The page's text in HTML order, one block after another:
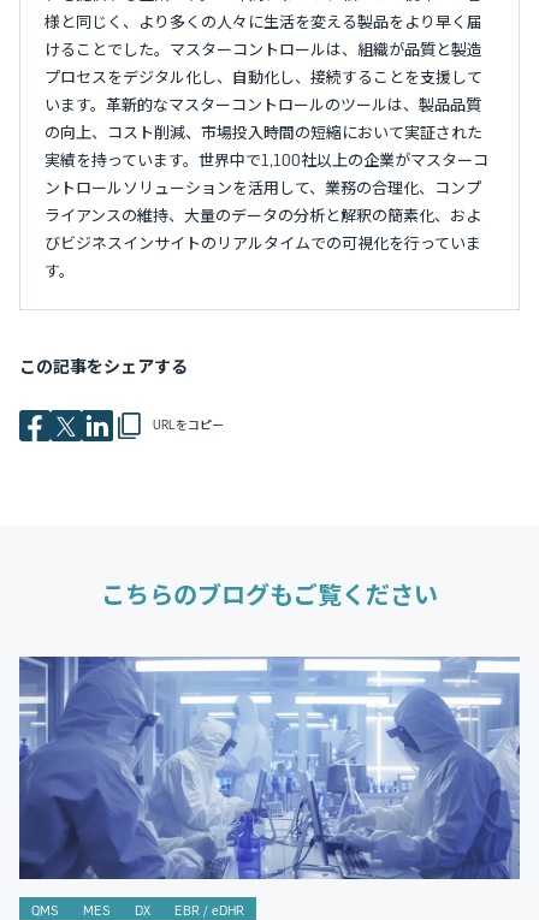
様と同じく、より多くの人々に生活を変える製品をより早く届
けることでした。マスターコントロールは、組織が品質と製造
プロセスをデジタル化し、自動化し、接続することを支援して
います。革新的なマスターコントロールのツールは、製品品質
の向上、コスト削減、市場投入時間の短縮において実証された
実績を持っています。世界中で1,100社以上の企業がマスターコ
ントロールソリューションを活用して、業務の合理化、コンプ
ライアンスの維持、大量のデータの分析と解釈の簡素化、およ
びビジネスインサイトのリアルタイムでの可視化を行っていま
す。
この記事をシェアする
URLをコピー
こちらのブログもご覧ください
QMS MES DX EBR / eDHR